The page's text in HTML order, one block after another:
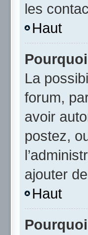
les
Haut
La
forum,
avoir
postez,
ajouter
Haut